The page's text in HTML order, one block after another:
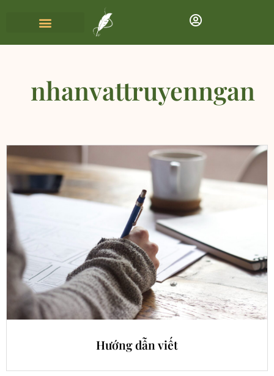
nhanvattruyenngan
Hướng dẫn viết